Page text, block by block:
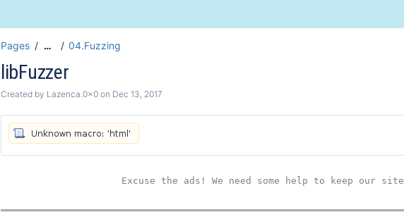
Pages … 04.Fuzzing
libFuzzer
Created by Lazenca.0x0 on Dec 13, 2017
Excuse the ads! We need some help to keep our